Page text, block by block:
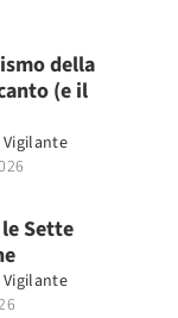
della
(e il
Sette